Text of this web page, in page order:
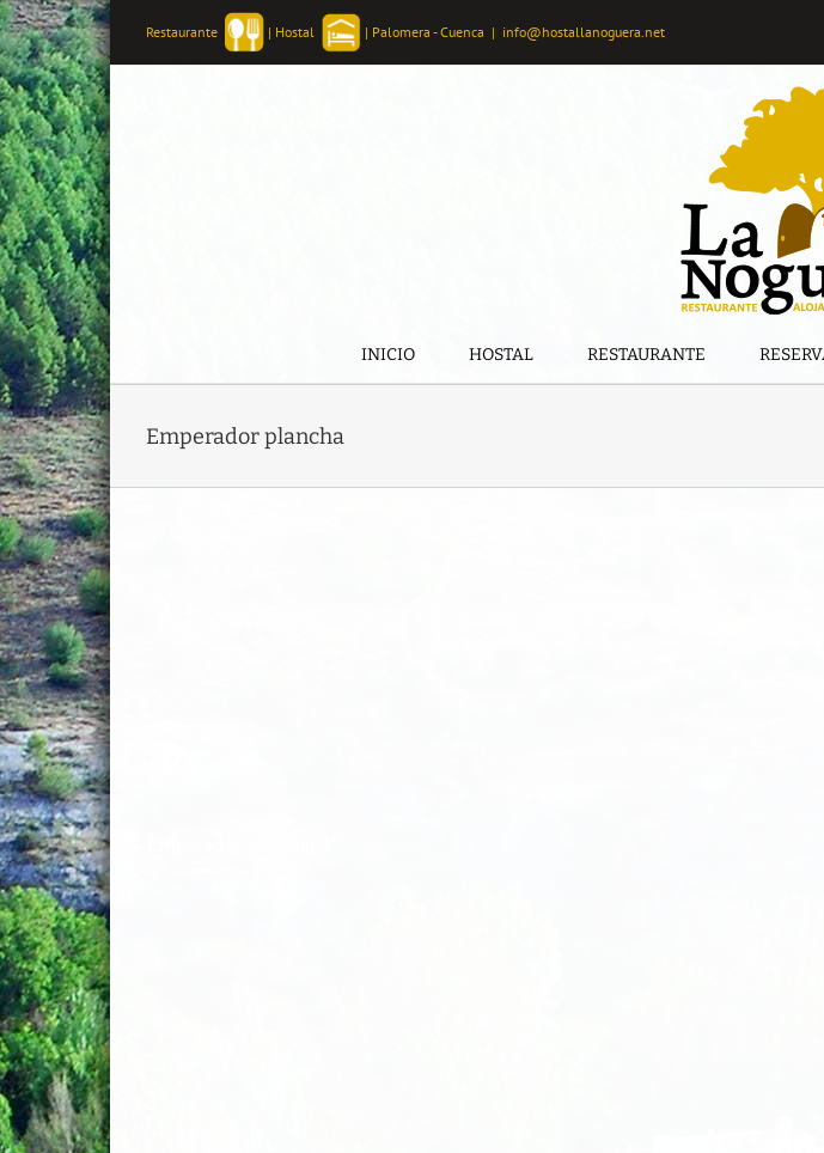
Skip
to
content
Restaurante | Hostal | Palomera - Cuenca | info@hostallanoguera.net
INICIO HOSTAL RESTAURANTE
Emperador plancha